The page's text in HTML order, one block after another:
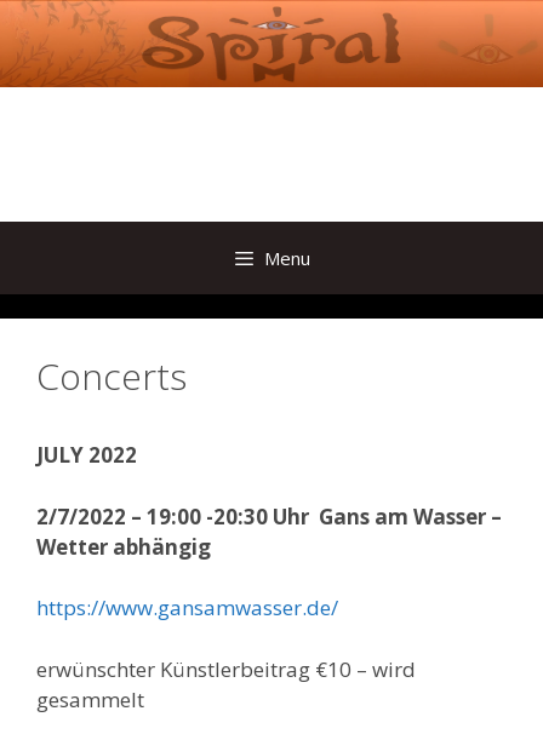
Skip
to
content
Menu
Concerts
JULY 2022
2/7/2022 – 19:00 -20:30 Uhr Gans am Wasser –
Wetter abhängig
https://www.gansamwasser.de/
erwünschter Künstlerbeitrag €10 – wird
gesammelt